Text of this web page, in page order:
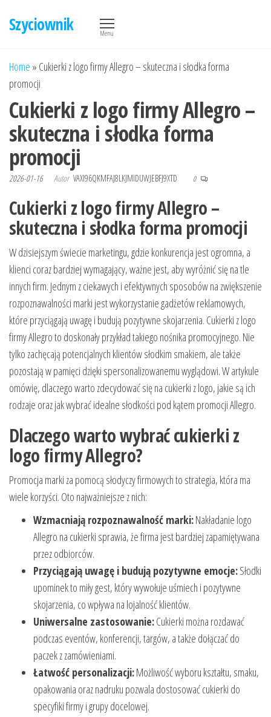
Szyciownik Menu
Home » Cukierki z logo firmy Allegro – skuteczna i słodka forma
promocji
Cukierki z logo firmy Allegro –
skuteczna i słodka forma
promocji
2026-01-16 Autor VAXI96QKMFAJ8LKJMIDUWJEBFJ9XTD 0
Cukierki z logo firmy Allegro –
skuteczna i słodka forma promocji
W dzisiejszym świecie marketingu, gdzie konkurencja jest ogromna, a
klienci coraz bardziej wymagający, ważne jest, aby wyróżnić się na tle
innych firm. Jednym z ciekawych i efektywnych sposobów na zwiększenie
rozpoznawalności marki jest wykorzystanie gadżetów reklamowych,
które przyciągają uwagę i budują pozytywne skojarzenia. Cukierki z logo
firmy Allegro to doskonały przykład takiego nośnika promocyjnego. Nie
tylko zachęcają potencjalnych klientów słodkim smakiem, ale także
pozostają w pamięci dzięki spersonalizowanemu wyglądowi. W artykule
omówię, dlaczego warto zdecydować się na cukierki z logo, jakie są ich
rodzaje oraz jak wybrać idealne słodkości pod kątem promocji Allegro.
Dlaczego warto wybrać cukierki z
logo firmy Allegro?
Promocja marki za pomocą słodyczy firmowych to strategia, która ma
wiele korzyści. Oto najważniejsze z nich:
Wzmacniają rozpoznawalność marki:Nakładanie logo
Allegro na cukierki sprawia, że firma jest bardziej zapamiętywana
przez odbiorców.
Przyciągają uwagę i budują pozytywne emocje:Słodki
upominek to miły gest, który wywołuje uśmiech i pozytywne
skojarzenia, co wpływa na lojalność klientów.
Uniwersalne zastosowanie:Cukierki można rozdawać
podczas eventów, konferencji, targów, a także dołączać do
paczek z zamówieniami.
Łatwość personalizacji:Możliwość wyboru kształtu, smaku,
opakowania oraz nadruku pozwala dostosować cukierki do
specyfiki firmy i grupy docelowej.